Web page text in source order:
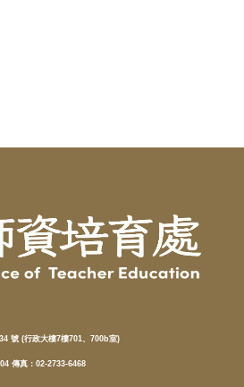
號 (行政大樓7樓701、700b室)
傳真：02-2733-6468